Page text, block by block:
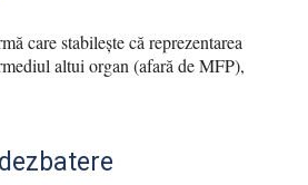
care stabilește că reprezentarea
altui organ (afară de MFP),